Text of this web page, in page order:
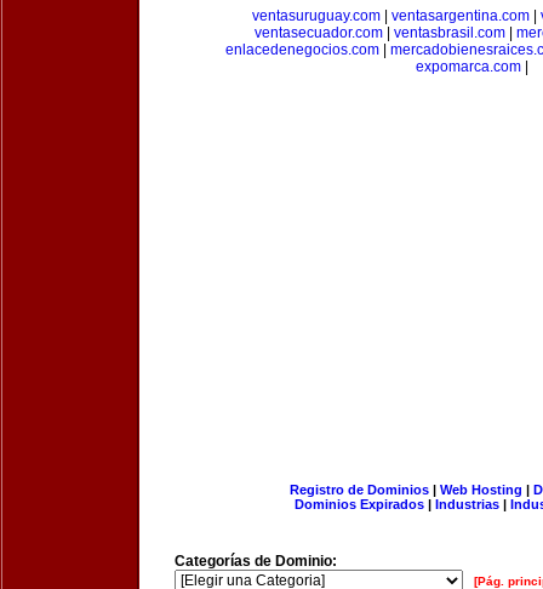
ventasuruguay.com| ventasargentina.com|
ventasecuador.com| ventasbrasil.com|
enlacedenegocios.com|
expomarca.com|
Registro de Dominios| Web Hosting |
Dominios Expirados | Industrias |
Categorías de Dominio:
[Pág.